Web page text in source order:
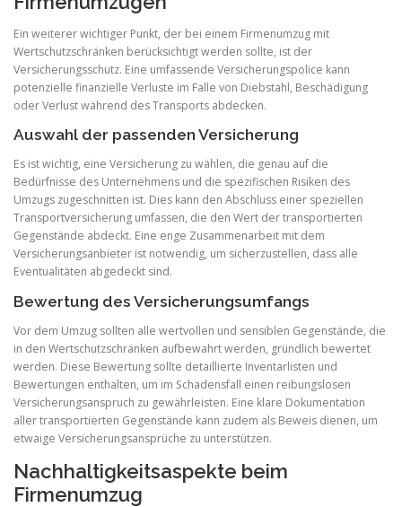
Ein weiterer wichtiger Punkt, der bei einem Firmenumzug mit
Wertschutzschränken berücksichtigt werden sollte, ist der
Versicherungsschutz. Eine umfassende Versicherungspolice kann
potenzielle finanzielle Verluste im Falle von Diebstahl, Beschädigung
oder Verlust während des Transports abdecken.
Auswahl der passenden Versicherung
Es ist wichtig, eine Versicherung zu wählen, die genau auf die
Bedürfnisse des Unternehmens und die spezifischen Risiken des
Umzugs zugeschnitten ist. Dies kann den Abschluss einer speziellen
Transportversicherung umfassen, die den Wert der transportierten
Gegenstände abdeckt. Eine enge Zusammenarbeit mit dem
Versicherungsanbieter ist notwendig, um sicherzustellen, dass alle
Eventualitäten abgedeckt sind.
Bewertung des Versicherungsumfangs
Vor dem Umzug sollten alle wertvollen und sensiblen Gegenstände, die
in den Wertschutzschränken aufbewahrt werden, gründlich bewertet
werden. Diese Bewertung sollte detaillierte Inventarlisten und
Bewertungen enthalten, um im Schadensfall einen reibungslosen
Versicherungsanspruch zu gewährleisten. Eine klare Dokumentation
aller transportierten Gegenstände kann zudem als Beweis dienen, um
etwaige Versicherungsansprüche zu unterstützen.
Nachhaltigkeitsaspekte beim
Firmenumzug